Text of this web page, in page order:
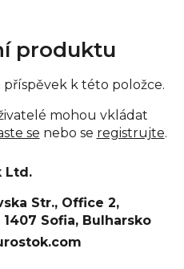
produktu
k této položce.
mohou vkládat
se nebo se registrujte.
Ltd.
Str., Office 2,
1407 Sofia, Bulharsko